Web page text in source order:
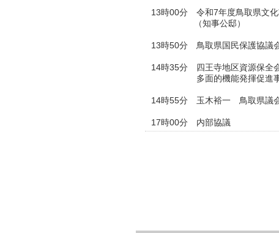
13時00分 令和7年度鳥取県文
（知事公邸）
13時50分 鳥取県国民保護協議
14時35分 四王寺地区資源保全
多面的機能発揮促進事業中
14時55分 玉木裕一 鳥取県議
17時00分 内部協議